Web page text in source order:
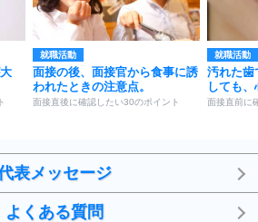
就職活動
面接の後、面接官から食事に誘
われたときの注意点。
面接直後に確認したい30のポイント
就職活動
汚れた歯
しても
面接直前に
表メッセージ
よくある質問